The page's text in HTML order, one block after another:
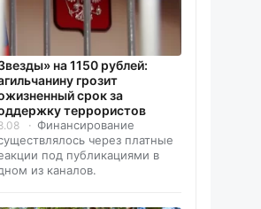
на 1150 рублей:
грозит
срок за
террористов
Финансирование
через платные
под публикациями в
из каналов.